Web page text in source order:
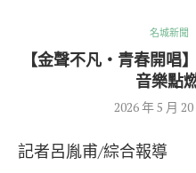
名城新聞
【金聲不凡・青春開
音樂點
2026 年 5 月 20
記者呂胤甫/綜合報導